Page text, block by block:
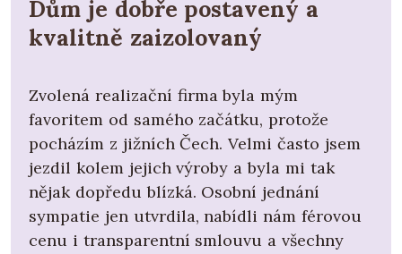
Dům je dobře postavený a
kvalitně zaizolovaný
Zvolená realizační firma byla mým
favoritem od samého začátku, protože
pocházím z jižních Čech. Velmi často jsem
jezdil kolem jejich výroby a byla mi tak
nějak dopředu blízká. Osobní jednání
sympatie jen utvrdila, nabídli nám férovou
cenu i transparentní smlouvu a všechny